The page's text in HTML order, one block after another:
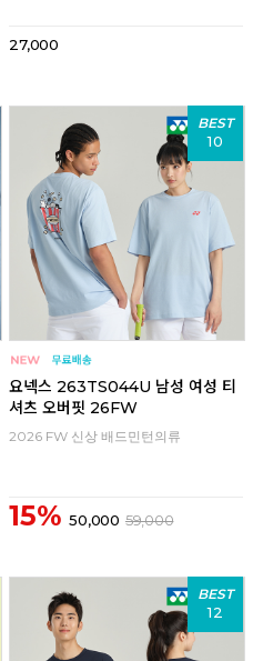
27,000
BEST
10
요넥스 263TS044U 남성 여성 티
셔츠 오버핏 26FW
2026 FW 신상 배드민턴의류
15% 50,000 59,000
BEST
12